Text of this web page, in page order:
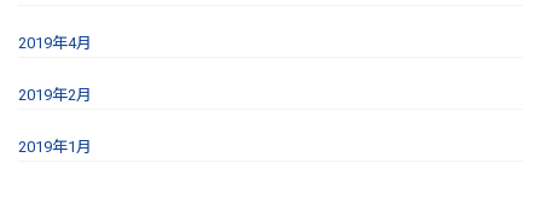
2019年4月
2019年2月
2019年1月